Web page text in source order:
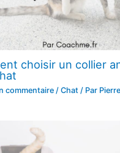
choisir un collier
commentaire /Chat / Par Pierre